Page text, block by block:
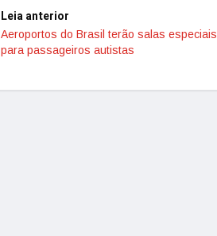
Leia anterior
Aeroportos do Brasil terão salas especiais
para passageiros autistas